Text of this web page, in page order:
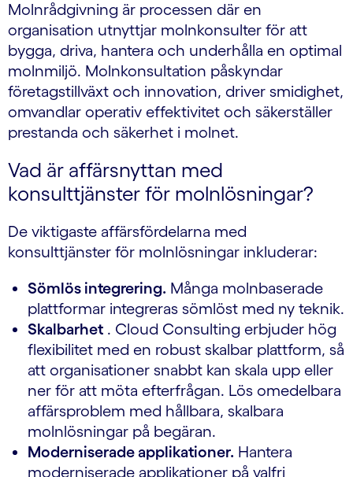
Molnrådgivning är processen där en
organisation utnyttjar molnkonsulter för att
bygga, driva, hantera och underhålla en optimal
molnmiljö. Molnkonsultation påskyndar
företagstillväxt och innovation, driver smidighet,
omvandlar operativ effektivitet och säkerställer
prestanda och säkerhet i molnet.
Vad är affärsnyttan med
konsulttjänster för molnlösningar?
De viktigaste affärsfördelarna med
konsulttjänster för molnlösningar inkluderar:
Sömlös integrering. Många molnbaserade
plattformar integreras sömlöst med ny teknik.
Skalbarhet . Cloud Consulting erbjuder hög
flexibilitet med en robust skalbar plattform, så
att organisationer snabbt kan skala upp eller
ner för att möta efterfrågan. Lös omedelbara
affärsproblem med hållbara, skalbara
molnlösningar på begäran.
Moderniserade applikationer. Hantera
moderniserade applikationer på valfri